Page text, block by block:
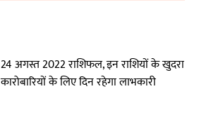
24 अगस्त 2022 राशिफल, इन राशियों के खुदरा
कारोबारियों के लिए दिन रहेगा लाभकारी